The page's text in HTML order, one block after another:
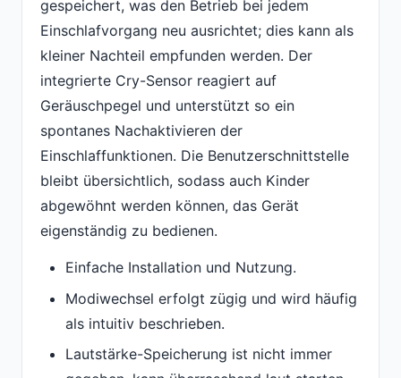
gespeichert, was den Betrieb bei jedem
Einschlafvorgang neu ausrichtet; dies kann als
kleiner Nachteil empfunden werden. Der
integrierte Cry-Sensor reagiert auf
Geräuschpegel und unterstützt so ein
spontanes Nachaktivieren der
Einschlaffunktionen. Die Benutzerschnittstelle
bleibt übersichtlich, sodass auch Kinder
abgewöhnt werden können, das Gerät
eigenständig zu bedienen.
Einfache Installation und Nutzung.
Modiwechsel erfolgt zügig und wird häufig
als intuitiv beschrieben.
Lautstärke-Speicherung ist nicht immer